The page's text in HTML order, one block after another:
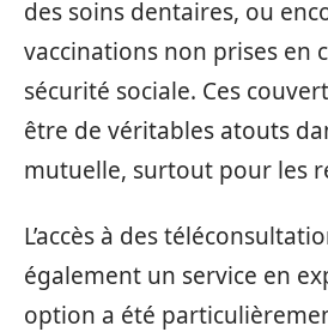
des soins dentaires, ou
vaccinations non prises en
sécurité sociale. Ces
être de véritables atouts
mutuelle, surtout pour les
L’accès à des
également un service en
option a été